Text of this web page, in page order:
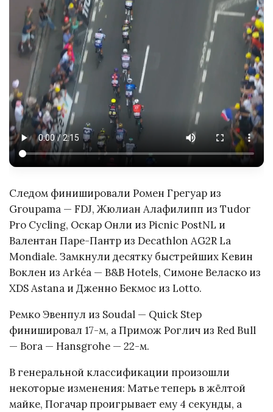
Следом финишировали Ромен Грегуар из
Groupama — FDJ, Жюлиан Алафилипп из Tudor
Pro Cycling, Оскар Онли из Picnic PostNL и
Валентан Паре-Пантр из Decathlon AG2R La
Mondiale. Замкнули десятку быстрейших Кевин
Воклен из Arkéa — B&B Hotels, Симоне Веласко из
XDS Astana и Дженно Бекмос из Lotto.
Ремко Эвенпул из Soudal — Quick Step
финишировал 17-м, а Примож Роглич из Red Bull
— Bora — Hansgrohe — 22-м.
В генеральной классификации произошли
некоторые изменения: Матье теперь в жёлтой
майке, Погачар проигрывает ему 4 секунды, а